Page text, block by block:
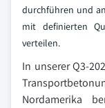
durchführen und
mit definierten
verteilen.
In unserer Q3-
Nordamerika